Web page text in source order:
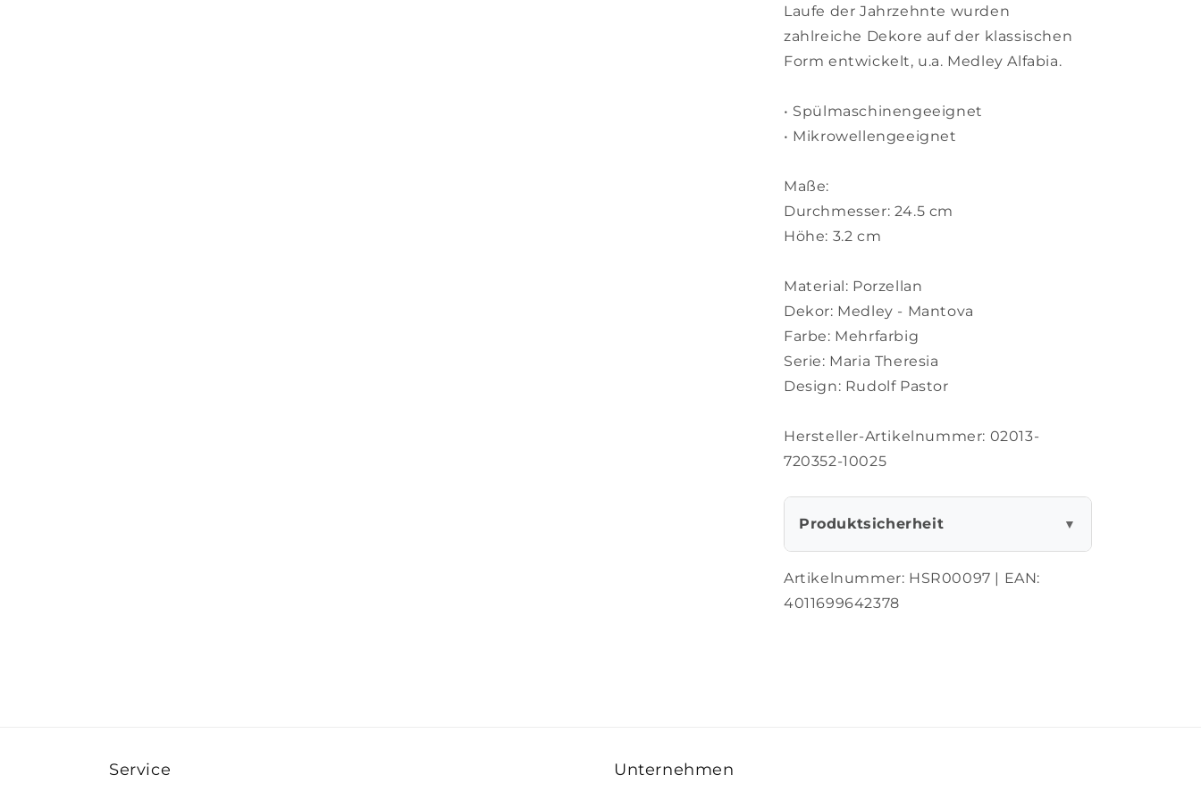
Laufe der Jahrzehnte wurden
zahlreiche Dekore auf der klassischen
Form entwickelt, u.a. Medley Alfabia.
• Spülmaschinengeeignet
• Mikrowellengeeignet
Maße:
Durchmesser: 24.5 cm
Höhe: 3.2 cm
Material: Porzellan
Dekor: Medley - Mantova
Farbe: Mehrfarbig
Serie: Maria Theresia
Design: Rudolf Pastor
Hersteller-Artikelnummer: 02013-
720352-10025
Produktsicherheit ▼
Artikelnummer: HSR00097 | EAN:
4011699642378
Service Unternehmen